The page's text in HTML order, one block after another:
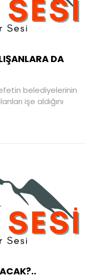
DA
belediyelerinin
işe aldığını